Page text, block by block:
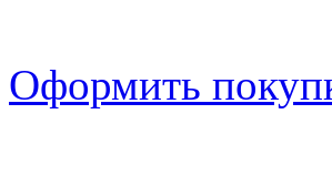
Оформить